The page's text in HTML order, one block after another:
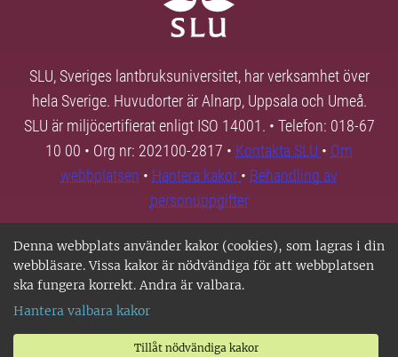
Denna webbplats använder kakor (cookies), som lagras i din
webbläsare. Vissa kakor är nödvändiga för att webbplatsen
ska fungera korrekt. Andra är valbara.
Hantera valbara kakor
Tillåt nödvändiga kakor
SLU, Sveriges lantbruksuniversitet, har verksamhet över
hela Sverige. Huvudorter är Alnarp, Uppsala och Umeå.
SLU är miljöcertifierat enligt ISO 14001. • Telefon: 018-67
10 00 • Org nr: 202100-2817 • Kontakta SLU • Om
webbplatsen • Hantera kakor • Behandling av
personuppgifter